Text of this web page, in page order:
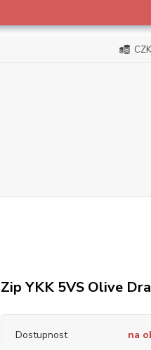
Zip YKK 5VS Olive
Dostupnost
na